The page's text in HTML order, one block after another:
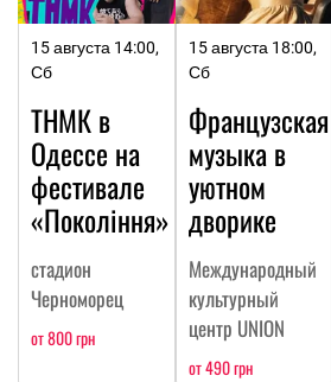
15 августа 14:00,
Сб
ТНМК в
Одессе на
фестивале
«Покоління»
стадион
Черноморец
от 800 грн
15 августа 18:00,
Сб
Французская
музыка в
уютном
дворике
Международный
культурный
центр UNION
от 490 грн